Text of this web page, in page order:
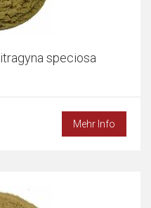
speciosa
Mehr Info